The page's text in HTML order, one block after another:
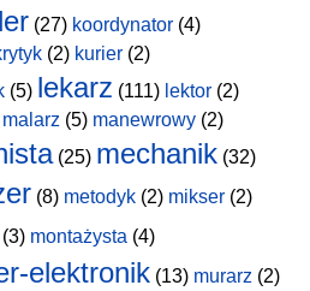
(27) koordynator (4)
(2) kurier (2)
(5) lekarz (111) lektor (2)
malarz (5) manewrowy (2)
(25) mechanik (32)
(8) metodyk (2) mikser (2)
(3) montażysta (4)
elektronik (13) murarz (2)